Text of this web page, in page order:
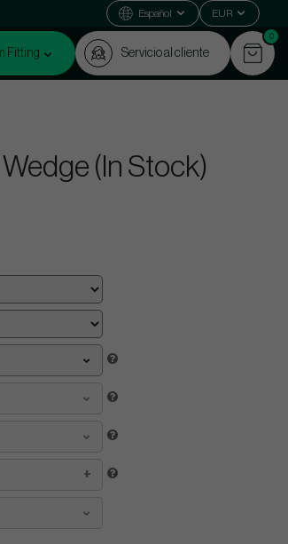
Español EUR
Fitting Servicio al cliente
0
(In Stock)